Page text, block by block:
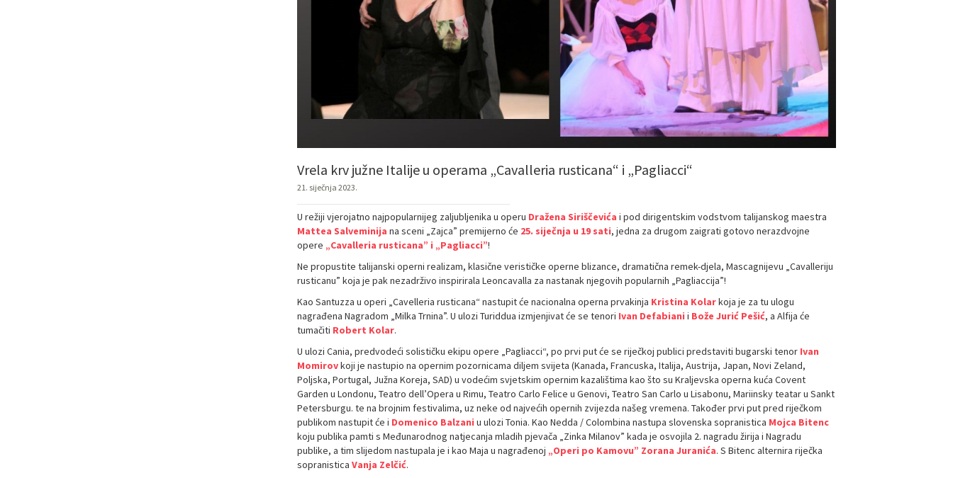
Vrela krv južne Italije u operama „Cavalleria rusticana“ i „Pagliacci“
21. siječnja 2023.
U režiji vjerojatno najpopularnijeg zaljubljenika u operu Dražena Siriščevića i pod dirigentskim vodstvom talijanskog maestra
Mattea Salveminija na sceni „Zajca” premijerno će 25. siječnja u 19 sati, jedna za drugom zaigrati gotovo nerazdvojne
opere „Cavalleria rusticana” i „Pagliacci”!
Ne propustite talijanski operni realizam, klasične verističke operne blizance, dramatična remek-djela, Mascagnijevu „Cavalleriju
rusticanu” koja je pak nezadrživo inspirirala Leoncavalla za nastanak njegovih popularnih „Pagliaccija”!
Kao Santuzza u operi „Cavelleria rusticana“ nastupit će nacionalna operna prvakinja Kristina Kolarkoja je za tu ulogu
nagrađena Nagradom „Milka Trnina”. U ulozi Turiddua izmjenjivat će se tenori Ivan Defabiani i Bože Jurić Pešić, a Alfija će
tumačiti Robert Kolar.
U ulozi Cania, predvodeći solističku ekipu opere „Pagliacci“, po prvi put će se riječkoj publici predstaviti bugarski tenor Ivan
Momirovkoji je nastupio na opernim pozornicama diljem svijeta (Kanada, Francuska, Italija, Austrija, Japan, Novi Zeland,
Poljska, Portugal, Južna Koreja, SAD) u vodećim svjetskim opernim kazalištima kao što su Kraljevska operna kuća Covent
Garden u Londonu, Teatro dell’Opera u Rimu, Teatro Carlo Felice u Genovi, Teatro San Carlo u Lisabonu, Mariinsky teatar u Sankt
Petersburgu. te na brojnim festivalima, uz neke od najvećih opernih zvijezda našeg vremena. Također prvi put pred riječkom
publikom nastupit će i Domenico Balzani u ulozi Tonia. Kao Nedda / Colombina nastupa slovenska sopranistica Mojca Bitenc
koju publika pamti s Međunarodnog natjecanja mladih pjevača „Zinka Milanov” kada je osvojila 2. nagradu žirija i Nagradu
publike, a tim slijedom nastupala je i kao Maja u nagrađenoj „Operi po Kamovu” Zorana Juranića. S Bitenc alternira riječka
sopranistica Vanja Zelčić.